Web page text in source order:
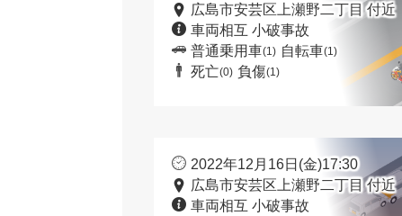
広島市安芸区上瀬野二丁目 付近
車両相互 小破事故
普通乗用車(1) 自転車(1)
死亡(0) 負傷(1)
2022年12月16日(金)17:30
広島市安芸区上瀬野二丁目 付近
車両相互 小破事故